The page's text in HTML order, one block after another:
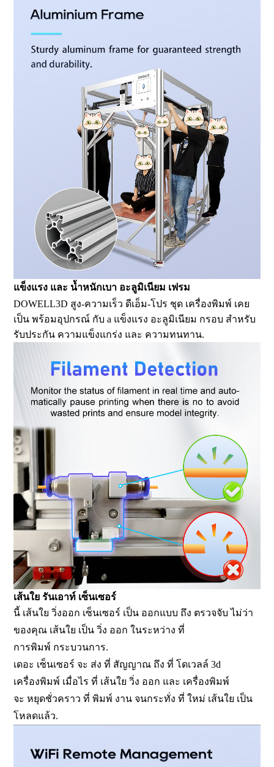
แข็งแรง และ น้ำหนักเบา อะลูมิเนียม เฟรม
DOWELL3D สูง-ความเร็ว ดีเอ็ม-โปร ชุด เครื่องพิมพ์ เคย
เป็น พร้อมอุปกรณ์ กับ a แข็งแรง อะลูมิเนียม กรอบ สำหรับ
รับประกัน ความแข็งแกร่ง และ ความทนทาน.
เส้นใย รันเอาท์ เซ็นเซอร์
นี้ เส้นใย วิ่งออก เซ็นเซอร์ เป็น ออกแบบ ถึง ตรวจจับ ไม่ว่า
ของคุณ เส้นใย เป็น วิ่ง ออก ในระหว่าง ที่
การพิมพ์ กระบวนการ.
เดอะ เซ็นเซอร์ จะ ส่ง ที่ สัญญาณ ถึง ที่ โดเวลล์ 3d
เครื่องพิมพ์ เมื่อไร ที่ เส้นใย วิ่ง ออก และ เครื่องพิมพ์
จะ หยุดชั่วคราว ที่ พิมพ์ งาน จนกระทั่ง ที่ ใหม่ เส้นใย เป็น
โหลดแล้ว.